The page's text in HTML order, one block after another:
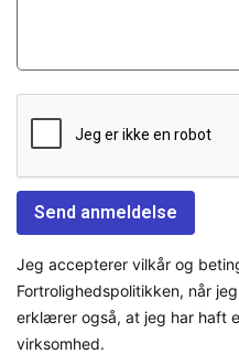
Jeg accepterer vilkår og
Fortrolighedspolitikken, når
erklærer også, at jeg har haft
virksomhed.